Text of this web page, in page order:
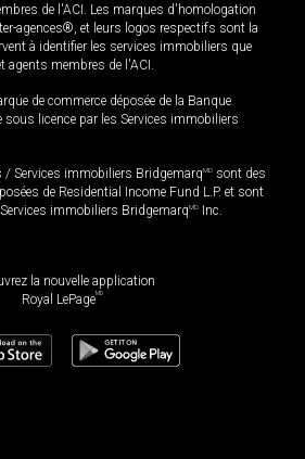
de l'ACI. Les marques d'homologation
agences®, et leurs logos respectifs sont la
à identifier les services immobiliers que
agents membres de l'ACI.
de commerce déposée de la Banque
sous licence par les Services immobiliers
/ Services immobiliers BridgemarqMD sont des
de Residential Income Fund L.P. et sont
immobiliers BridgemarqMD Inc.
la nouvelle application
Royal LePageMD